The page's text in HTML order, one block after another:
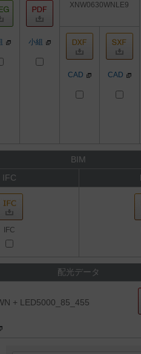
小組
XNW0630WNLE9
CAD CAD
BIM
IFC
IFC
配光データ
+ LED5000_85_455